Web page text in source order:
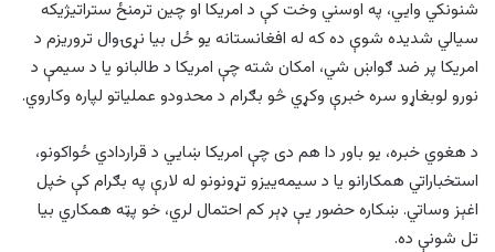
شنونکي وایي، په اوسني وخت کې د امریکا او چین ترمنځ ستراتیژیکه
سیالي شدیده شوې ده که له افغانستانه یو ځل بیا نړۍوال تروریزم د
امریکا پر ضد ګواښ شي، امکان شته چې امریکا د طالبانو یا د سیمې د
نورو لوبغاړو سره خبرې وکړي څو بګرام د محدودو عملیاتو لپاره وکاروي.
د هغوي خبره، یو باور دا هم دی چې امریکا ښايي د قراردادي ځواکونو،
استخباراتي همکارانو یا د سیمه‌ییزو تړونونو له لارې په بګرام کې خپل
اغېز وساتي. ښکاره حضور یې ډېر کم احتمال لري، خو پټه همکاري بیا
تل شونې ده.